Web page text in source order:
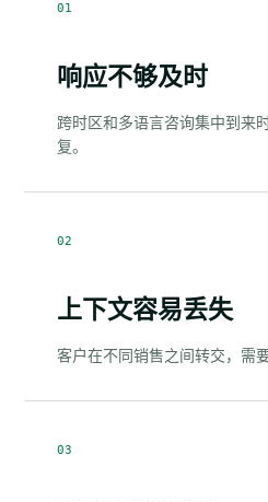
01
响应不够及时
跨时区和多语言咨询集中到来
复。
02
上下文容易丢失
客户在不同销售之间转交，需
03